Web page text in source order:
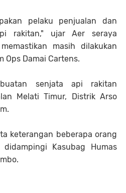
pelaku penjualan dan
rakitan," ujar Aer seraya
masih dilakukan
Ops Damai Cartens.
senjata api rakitan
Melati Timur, Distrik Arso
keterangan beberapa orang
Kasubag Humas